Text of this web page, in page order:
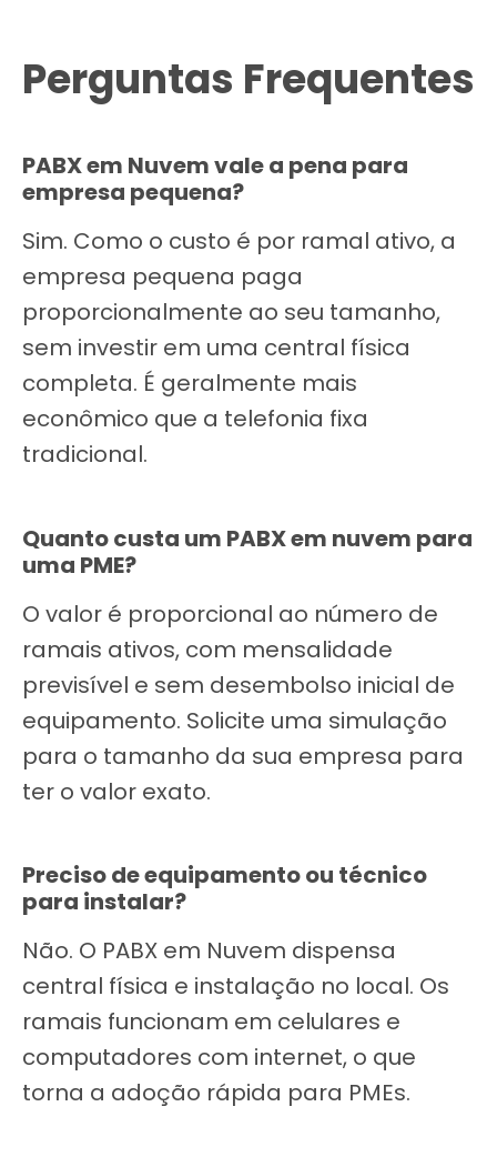
Perguntas Frequentes
PABX em Nuvem vale a pena para
empresa pequena?
Sim. Como o custo é por ramal ativo, a
empresa pequena paga
proporcionalmente ao seu tamanho,
sem investir em uma central física
completa. É geralmente mais
econômico que a telefonia fixa
tradicional.
Quanto custa um PABX em nuvem para
uma PME?
O valor é proporcional ao número de
ramais ativos, com mensalidade
previsível e sem desembolso inicial de
equipamento. Solicite uma simulação
para o tamanho da sua empresa para
ter o valor exato.
Preciso de equipamento ou técnico
para instalar?
Não. O PABX em Nuvem dispensa
central física e instalação no local. Os
ramais funcionam em celulares e
computadores com internet, o que
torna a adoção rápida para PMEs.